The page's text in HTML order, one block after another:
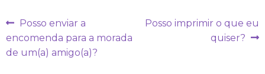
M
e
Navegação
de
artigos
Artigo
anterior:
Posso enviar a
encomenda para a morada
de um(a) amigo(a)?
Artigo
Posso imprimir o que eu
quiser?